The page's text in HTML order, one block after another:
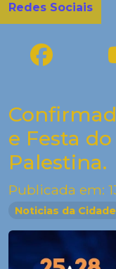
Redes Sociais
e Festa
Palestina.
Publicada em:
Noticias da Cidade